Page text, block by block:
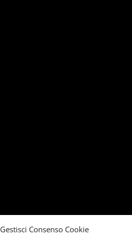
Gestisci Consenso Cookie